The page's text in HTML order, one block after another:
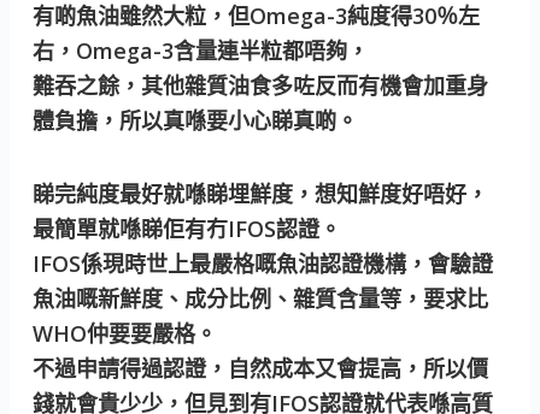
有啲魚油雖然大粒，但Omega-3純度得30％左
右，Omega-3含量連半粒都唔夠，
難吞之餘，其他雜質油食多咗反而有機會加重身
體負擔，所以真喺要小心睇真啲。
睇完純度最好就喺睇埋鮮度，想知鮮度好唔好，
最簡單就喺睇佢有冇IFOS認證。
IFOS係現時世上最嚴格嘅魚油認證機構，會驗證
魚油嘅新鮮度、成分比例、雜質含量等，要求比
WHO仲要要嚴格。
不過申請得過認證，自然成本又會提高，所以價
錢就會貴少少，但見到有IFOS認證就代表喺高質